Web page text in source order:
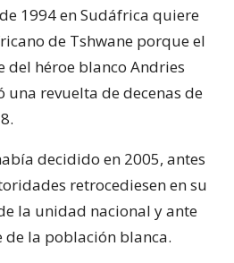
1994 en Sudáfrica quiere
de Tshwane porque el
del héroe blanco Andries
una revuelta de decenas de
decidido en 2005, antes
retrocediesen en su
la unidad nacional y ante
la población blanca.